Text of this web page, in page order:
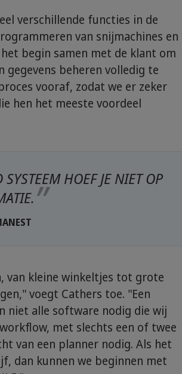
verschillende functies in de
van snijmachines en
begin samen met de klant om
gegevens beheren volledig te
vooraf, zodat we er zeker
hen het meeste voordeel
HOEF JE NIET OP
van kleine winkeltjes tot grote
voegt Cathers toe. "Een
niet alle software nodig die wij
met slechts een of twee
van een planner nodig. Als het
dan kunnen we beginnen met